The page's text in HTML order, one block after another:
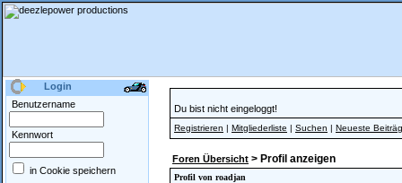
Login
Benutzername
Kennwort
in Cookie speichern
Du bist nicht eingeloggt!
Registrieren | Mitgliederliste | Suchen | Neueste
Foren Übersicht > Profil anzeigen
Profil von roadjan